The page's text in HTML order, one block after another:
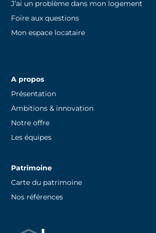
J’ai un problème dans mon logement
Foire aux questions
Mon espace locataire
A propos
Présentation
Ambitions & innovation
Notre offre
Les équipes
Patrimoine
Carte du patrimoine
Nos références